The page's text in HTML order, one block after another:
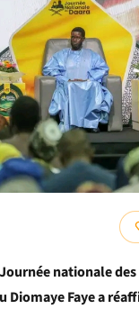
nationale
Diomaye Faye a